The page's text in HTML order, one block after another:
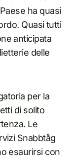
ha quasi
Quasi tutti
anticipata
delle
per la
di solito
Le
Snabbtåg
esaurirsi con